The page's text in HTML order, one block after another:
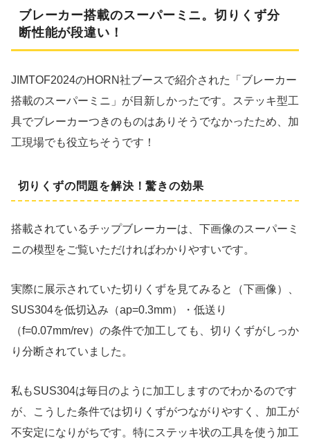
ブレーカー搭載のスーパーミニ。切りくず分
断性能が段違い！
JIMTOF2024のHORN社ブースで紹介された「ブレーカー
搭載のスーパーミニ」が目新しかったです。ステッキ型工
具でブレーカーつきのものはありそうでなかったため、加
工現場でも役立ちそうです！
切りくずの問題を解決！驚きの効果
搭載されているチップブレーカーは、下画像のスーパーミ
ニの模型をご覧いただければわかりやすいです。
実際に展示されていた切りくずを見てみると（下画像）、
SUS304を低切込み（ap=0.3mm）・低送り
（f=0.07mm/rev）の条件で加工しても、切りくずがしっか
り分断されていました。
私もSUS304は毎日のように加工しますのでわかるのです
が、こうした条件では切りくずがつながりやすく、加工が
不安定になりがちです。特にステッキ状の工具を使う加工